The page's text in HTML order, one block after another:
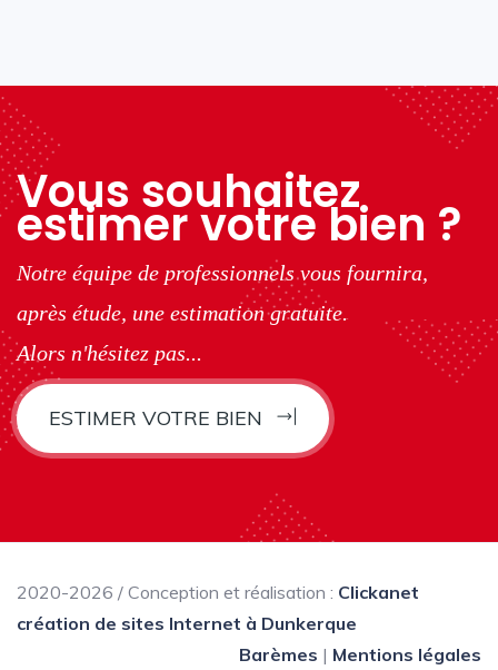
Vous souhaitez
estimer votre bien ?
Notre équipe de professionnels vous fournira,
après étude, une estimation gratuite.
Alors n'hésitez pas...
ESTIMER VOTRE BIEN
2020-2026 / Conception et réalisation : Clickanet
création de sites Internet à Dunkerque
Barèmes | Mentions légales